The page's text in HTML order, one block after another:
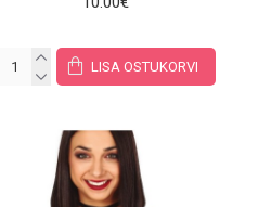
LISA OSTUKORVI